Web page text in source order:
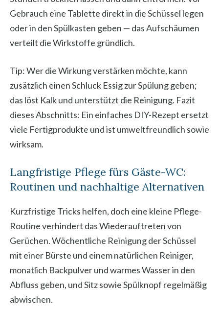
Gebrauch eine Tablette direkt in die Schüssel legen
oder in den Spülkasten geben — das Aufschäumen
verteilt die Wirkstoffe gründlich.
Tip: Wer die Wirkung verstärken möchte, kann
zusätzlich einen Schluck Essig zur Spülung geben;
das löst Kalk und unterstützt die Reinigung. Fazit
dieses Abschnitts: Ein einfaches DIY-Rezept ersetzt
viele Fertigprodukte und ist umweltfreundlich sowie
wirksam.
Langfristige Pflege fürs Gäste-WC:
Routinen und nachhaltige Alternativen
Kurzfristige Tricks helfen, doch eine kleine Pflege-
Routine verhindert das Wiederauftreten von
Gerüchen. Wöchentliche Reinigung der Schüssel
mit einer Bürste und einem natürlichen Reiniger,
monatlich Backpulver und warmes Wasser in den
Abfluss geben, und Sitz sowie Spülknopf regelmäßig
abwischen.